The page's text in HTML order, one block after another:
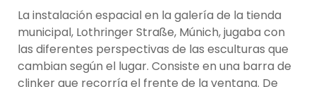
La instalación espacial en la galería de la tienda
municipal, Lothringer Straße, Múnich, jugaba con
las diferentes perspectivas de las esculturas que
cambian según el lugar. Consiste en una barra de
clinker que recorría el frente de la ventana. De